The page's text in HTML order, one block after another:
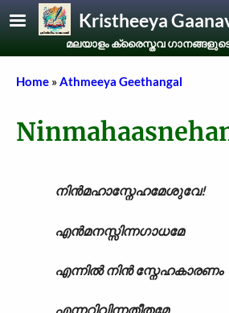
Skip to main content
Kristheeya
മലയാളം ക്രൈസ്തവ
Breadcrumb
Home Athmeeya Geethangal
നിൻമഹാസ്നേഹമേശുവേ!
എൻമനസ്സിന്നഗാധമേ
എന്നിൽ നിൻ സ്നേഹകാരണം
എന്നറിവിന്നതീതമേ